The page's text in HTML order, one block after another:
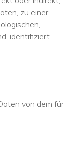
zu einer
identifiziert
von dem für